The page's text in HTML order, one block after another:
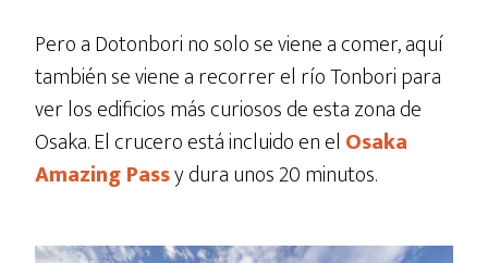
Pero a Dotonbori no solo se viene a comer, aquí
también se viene a recorrer el río Tonbori para
ver los edificios más curiosos de esta zona de
Osaka. El crucero está incluido en el Osaka
Amazing Passy dura unos 20 minutos.